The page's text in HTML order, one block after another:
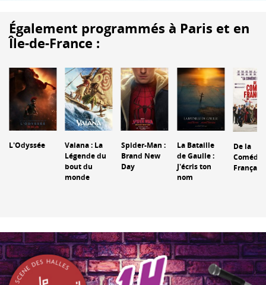
Également programmés à Paris et en
Île-de-France :
L'Odyssée
Vaiana : La
Légende du
bout du
monde
Spider-Man :
Brand New
Day
La Bataille
de Gaulle :
J'écris ton
nom
De la